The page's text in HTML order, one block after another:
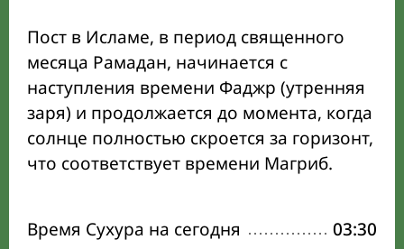
Пост в Исламе, в период священного
месяца Рамадан, начинается с
наступления времени Фаджр (утренняя
заря) и продолжается до момента, когда
солнце полностью скроется за горизонт,
что соответствует времени Магриб.
Время Сухура на сегодня 03:30